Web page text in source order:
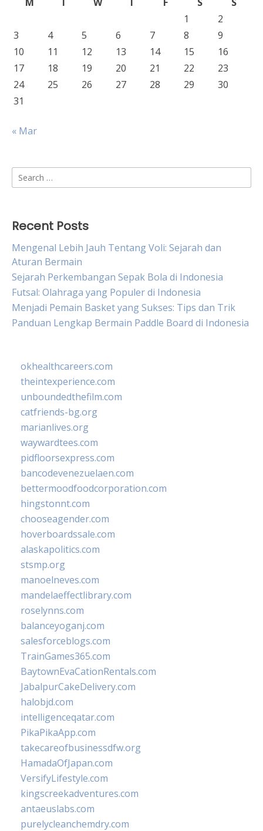
1
2
3
4 5 6 7 8
9
10
11 12 13 14 15
16
17
18 19 20 21 22
23
24
25 26 27 28 29
30
31
« Mar
Search
for:
Recent Posts
Mengenal Lebih Jauh Tentang Voli: Sejarah dan
Aturan Bermain
Sejarah Perkembangan Sepak Bola di Indonesia
Futsal: Olahraga yang Populer di Indonesia
Menjadi Pemain Basket yang Sukses: Tips dan Trik
Panduan Lengkap Bermain Paddle Board di Indonesia
okhealthcareers.com
theintexperience.com
unboundedthefilm.com
catfriends-bg.org
marianlives.org
waywardtees.com
pidfloorsexpress.com
bancodevenezuelaen.com
bettermoodfoodcorporation.com
hingstonnt.com
chooseagender.com
hoverboardssale.com
alaskapolitics.com
stsmp.org
manoelneves.com
mandelaeffectlibrary.com
roselynns.com
balanceyoganj.com
salesforceblogs.com
TrainGames365.com
BaytownEvaCationRentals.com
JabalpurCakeDelivery.com
halobjd.com
intelligenceqatar.com
PikaPikaApp.com
takecareofbusinessdfw.org
HamadaOfJapan.com
VersifyLifestyle.com
kingscreekadventures.com
antaeuslabs.com
purelycleanchemdry.com